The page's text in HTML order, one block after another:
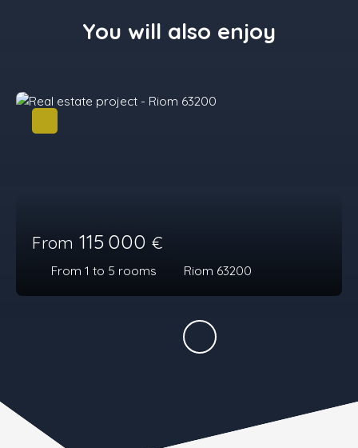
You will also enjoy
From 115 000 €
From 1 to 5 rooms Riom 63200